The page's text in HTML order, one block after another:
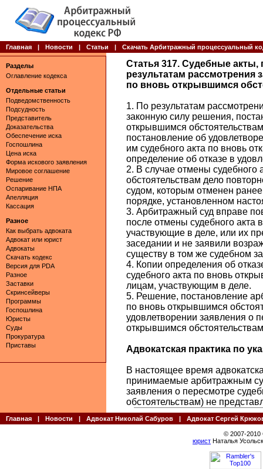
Главная | Новости | Статьи | Скачать Арбитражный процессуальный
Разделы
Оглавление кодекса
Отдельные статьи
Подведомственность
Подсудность
Представитель
Доказательства
Обеспечение иска
Госпошлина
Цена иска
Форма искового заявления
Мировое соглашение
Решение
Оспаривание НПА
Апелляция
Кассация
Разное
Как выбрать адвоката
Адвокат или юрист
Адвокаты
Скачать кодекс
Версия для PDA
Разное
Заставки
Скринсейверы
Программы
Госпошлина
Юристы
Суды
Прокуратура
Приставы
Статья 317. Судебные
результатам рассмотрения
по вновь открывшимся
1. По результатам
законную силу решения,
открывшимся
постановление об
им судебного акта по вновь
определение об отказе в
2. В случае отмены судебного
обстоятельствам дело
судом, которым отменен
порядке, установленном
3. Арбитражный суд вправе
после отмены судебного акта
участвующие в деле, или их
заседании и не заявили
существу в том же судебном
4. Копии определения об
судебного акта по вновь
лицам, участвующим в деле.
5. Решение, постановление
по вновь открывшимся
удовлетворении заявления о
открывшимся
Адвокатская практика по
В настоящее время
принимаемые арбитражным
заявления о пересмотре
обстоятельствам) не
Главная | Новости | Адвокат Николай Сабуров | Адвокат Сергей
© 2007-
юрист Наталья